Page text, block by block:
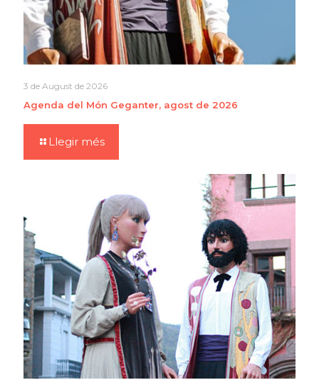
3 de August de 2026
Agenda del Món Geganter, agost de 2026
Llegir més